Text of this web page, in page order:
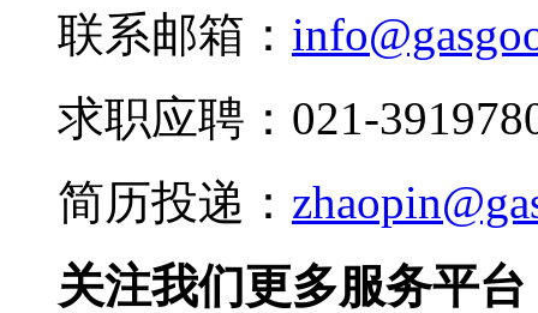
联系邮箱：
求职应聘：021-
简历投递：
关注我们更多服务平台